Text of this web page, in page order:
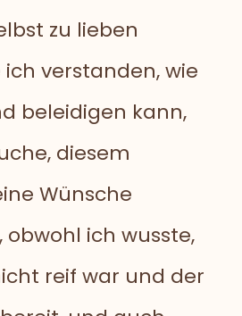
zu lieben
verstanden, wie
beleidigen kann,
diesem
Wünsche
ich wusste,
reif war und der